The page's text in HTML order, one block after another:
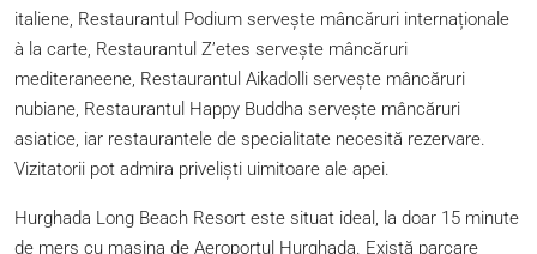
italiene, Restaurantul Podium servește mâncăruri internaționale
à la carte, Restaurantul Z’etes servește mâncăruri
mediteraneene, Restaurantul Aikadolli servește mâncăruri
nubiane, Restaurantul Happy Buddha servește mâncăruri
asiatice, iar restaurantele de specialitate necesită rezervare.
Vizitatorii pot admira priveliști uimitoare ale apei.
Hurghada Long Beach Resort este situat ideal, la doar 15 minute
de mers cu mașina de Aeroportul Hurghada. Există parcare